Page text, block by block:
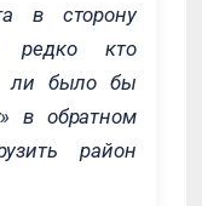
в сторону
редко кто
ли было бы
в обратном
район